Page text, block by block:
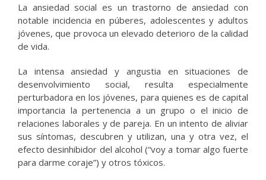
La ansiedad social es un trastorno de ansiedad con
notable incidencia en púberes, adolescentes y adultos
jóvenes, que provoca un elevado deterioro de la calidad
de vida.
La intensa ansiedad y angustia en situaciones de
desenvolvimiento social, resulta especialmente
perturbadora en los jóvenes, para quienes es de capital
importancia la pertenencia a un grupo o el inicio de
relaciones laborales y de pareja. En un intento de aliviar
sus síntomas, descubren y utilizan, una y otra vez, el
efecto desinhibidor del alcohol (“voy a tomar algo fuerte
para darme coraje”) y otros tóxicos.